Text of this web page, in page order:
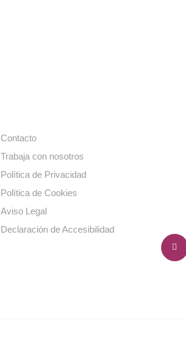
Contacto
Trabaja con nosotros
Política de Privacidad
Política de Cookies
Aviso Legal
Declaración de Accesibilidad